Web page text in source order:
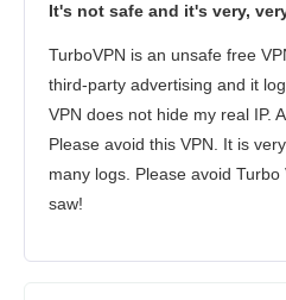
It's not safe and it's very,
TurboVPN is an unsafe free
third-party advertising and it
VPN does not hide my real IP.
Please avoid this VPN. It is
many logs. Please avoid
saw!